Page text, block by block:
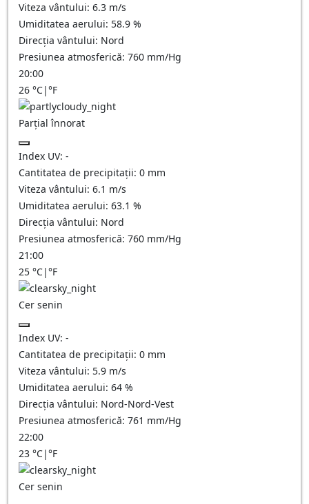
Viteza vântului: 6.3 m/s
Umiditatea aerului: 58.9 %
Direcția vântului: Nord
Presiunea atmosferică: 760 mm/Hg
20:00
26 °C|°F
Parțial înnorat
Index UV: -
Cantitatea de precipitații: 0 mm
Viteza vântului: 6.1 m/s
Umiditatea aerului: 63.1 %
Direcția vântului: Nord
Presiunea atmosferică: 760 mm/Hg
21:00
25 °C|°F
Cer senin
Index UV: -
Cantitatea de precipitații: 0 mm
Viteza vântului: 5.9 m/s
Umiditatea aerului: 64 %
Direcția vântului: Nord-Nord-Vest
Presiunea atmosferică: 761 mm/Hg
22:00
23 °C|°F
Cer senin